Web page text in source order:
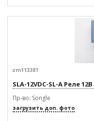
zm113381
SLA-12VDC-SL-A Реле
Пр-во: Songle
загрузить доп. фото